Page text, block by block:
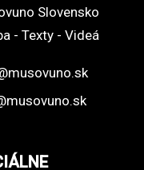
Slovensko
- Texty - Videá